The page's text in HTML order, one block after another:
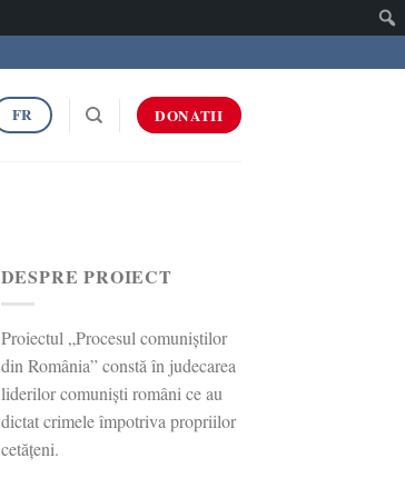
FR DONATII
DESPRE PROIECT
Proiectul „Procesul comuniștilor
din România” constă în judecarea
liderilor comuniști români ce au
dictat crimele împotriva propriilor
cetățeni.